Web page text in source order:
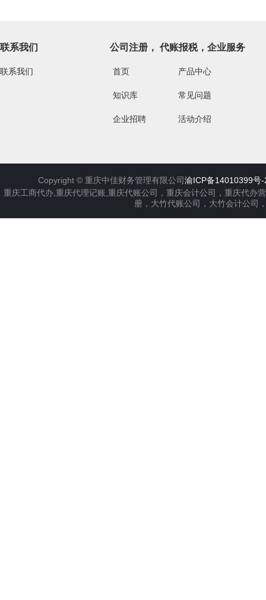
联系我们
联系我们
公司注册， 代账报税，企业服务
首页 产品中心
知识库 常见问题
企业招聘 活动介绍
Copyright © 重庆中佳财务管理有限公司渝ICP备14010399号-
重庆工商代办,重庆代理记账,重庆代账公司，重庆会计公司，重庆代办
册，大竹代账公司，大竹会计公司